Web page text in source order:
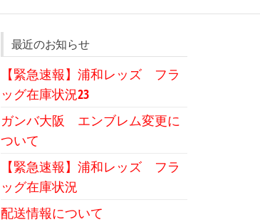
最近のお知らせ
【緊急速報】浦和レッズ フラ
ッグ在庫状況23
ガンバ大阪 エンブレム変更に
ついて
【緊急速報】浦和レッズ フラ
ッグ在庫状況
配送情報について